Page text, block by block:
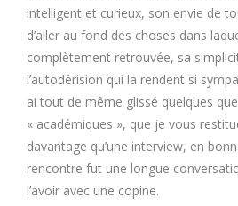
intelligent et curieux, son envie de
d’aller au fond des choses dans
complètement retrouvée, sa
l’autodérision qui la rendent si
ai tout de même glissé quelques
« académiques », que je vous
davantage qu’une interview, en
rencontre fut une longue
l’avoir avec une copine.